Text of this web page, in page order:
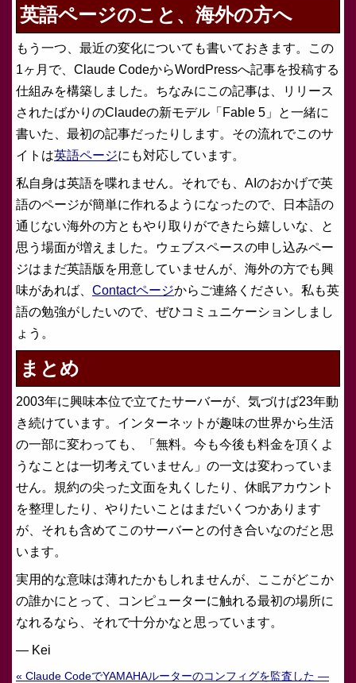
英語ページのこと、海外の方へ
もう一つ、最近の変化についても書いておきます。この
1ヶ月で、Claude CodeからWordPressへ記事を投稿する
仕組みを構築しました。ちなみにこの記事は、リリース
されたばかりのClaudeの新モデル「Fable 5」と一緒に
書いた、最初の記事だったりします。その流れでこのサ
イトは英語ページにも対応しています。
私自身は英語を喋れません。それでも、AIのおかげで英
語のページが簡単に作れるようになったので、日本語の
通じない海外の方ともやり取りができたら嬉しいな、と
思う場面が増えました。ウェブスペースの申し込みペー
ジはまだ英語版を用意していませんが、海外の方でも興
味があれば、 Contactページからご連絡ください。私も英
語の勉強がしたいので、ぜひコミュニケーションしまし
ょう。
まとめ
2003年に興味本位で立てたサーバーが、気づけば23年動
き続けています。インターネットが趣味の世界から生活
の一部に変わっても、「無料。今も今後も料金を頂くよ
うなことは一切考えていません」の一文は変わっていま
せん。規約の尖った文面を丸くしたり、休眠アカウント
を整理したり、やりたいことはまだいくつかあります
が、それも含めてこのサーバーとの付き合いなのだと思
います。
実用的な意味は薄れたかもしれませんが、ここがどこか
の誰かにとって、コンピューターに触れる最初の場所に
なれるなら、それで十分かなと思っています。
— Kei
« Claude CodeでYAMAHAルーターのコンフィグを監査した —